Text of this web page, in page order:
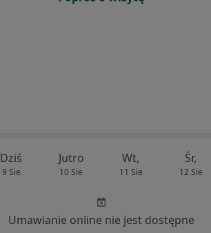
Dziś
9 Sie
Jutro
10 Sie
Wt,
11 Sie
Śr,
12 Sie
Umawianie online nie jest dostępne